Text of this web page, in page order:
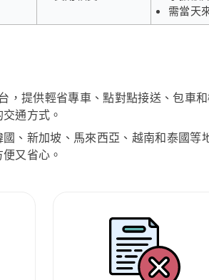
需當天
提供輕省專車、點對點接送、包車
通方式。
、新加坡、馬來西亞、越南和泰國
又省心。